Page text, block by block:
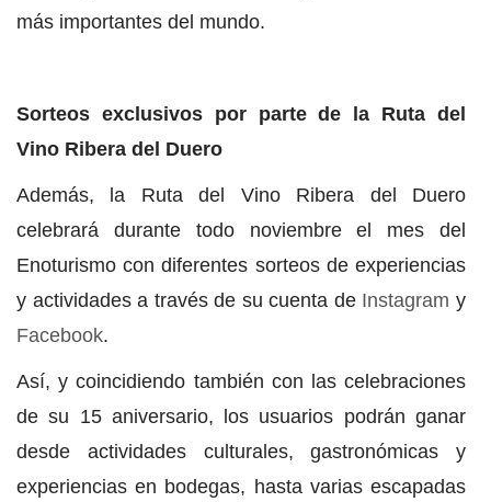
más importantes del mundo.
Sorteos exclusivos por parte de la Ruta del
Vino Ribera del Duero
Además, la Ruta del Vino Ribera del Duero
celebrará durante todo noviembre el mes del
Enoturismo con diferentes sorteos de experiencias
y actividades a través de su cuenta de Instagram y
Facebook.
Así, y coincidiendo también con las celebraciones
de su 15 aniversario, los usuarios podrán ganar
desde actividades culturales, gastronómicas y
experiencias en bodegas, hasta varias escapadas